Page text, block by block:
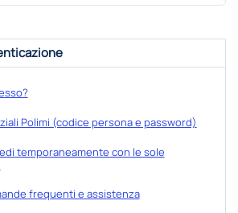
Polimi (codice persona e password)
temporaneamente con le sole
frequenti e assistenza